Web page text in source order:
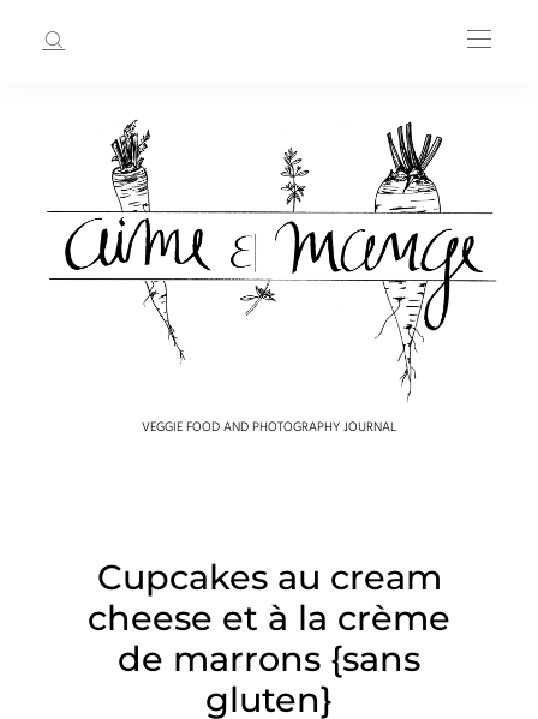
VEGGIE FOOD AND PHOTOGRAPHY JOURNAL
Cupcakes au cream
cheese et à la crème
de marrons {sans
gluten}